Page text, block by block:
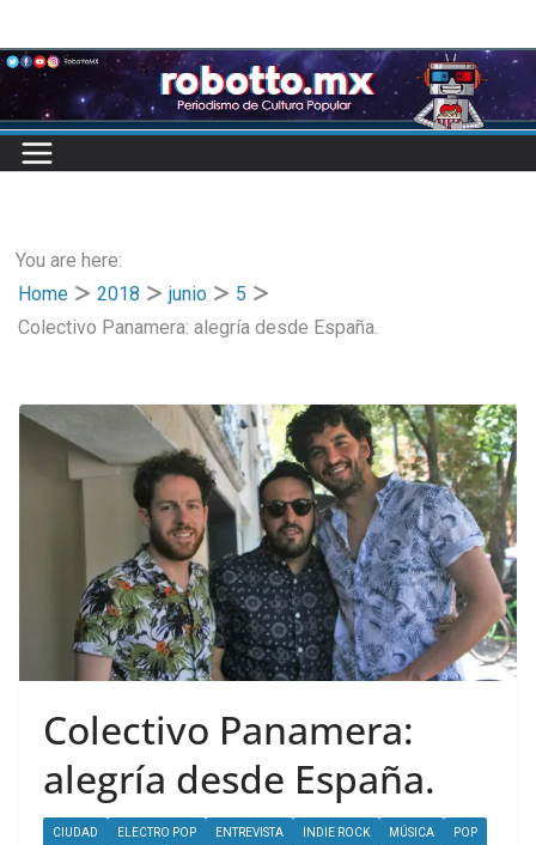
to
content
You are here:
Home
2018 junio
5
Colectivo Panamera: alegría desde España.
Colectivo Panamera:
alegría desde España.
CIUDAD ELECTRO POP ENTREVISTA INDIE ROCK MÚSICA POP